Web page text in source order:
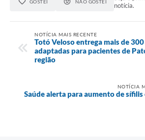
GOSTEI NÃO GOSTEI
notícia.
NOTÍCIA MAIS RECENTE
Totó Veloso entrega mais de
adaptadas para pacientes de
região
NOTÍCIA
Saúde alerta para aumento de sífilis